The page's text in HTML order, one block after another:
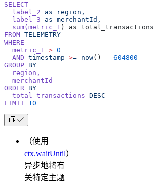
SELECT
  label_2
as region,
  label_3
as merchantId,
  sum(metric_1
) as total_transactions
FROM TELEMETRY
WHERE
  metric_1
> 0
  AND
timestamp >= now() -
604800
GROUP BY
  region,
  merchantId
ORDER BY
  total_transactions
DESC
LIMIT 10
（使用
ctx.waitUntil）
异步地将有
关特定主题